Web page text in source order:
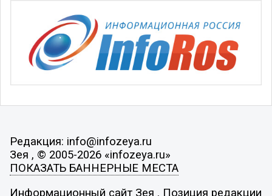
Редакция: info@infozeya.ru
Зея , © 2005-2026 «infozeya.ru»
ПОКАЗАТЬ БАННЕРНЫЕ МЕСТА
Информационный сайт Зея . Позиция редакции